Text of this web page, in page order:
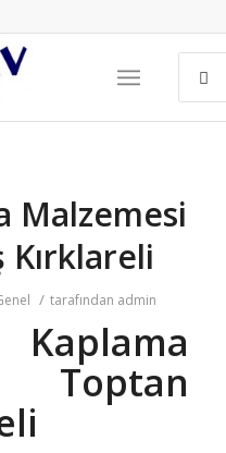
Malzemesi
Kırklareli
/ tarafından admin
Toptan